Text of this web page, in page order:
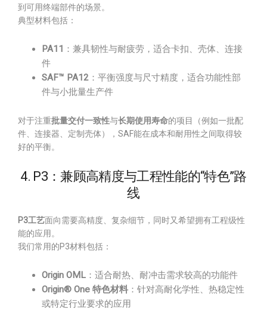
到可用终端部件的场景。
典型材料包括：
PA11 ：兼具韧性与耐疲劳，适合卡扣、壳体、连接
件
SAF™ PA12 ：平衡强度与尺寸精度，适合功能性部
件与小批量生产件
对于注重批量交付一致性与长期使用寿命的项目（例如一批配
件、连接器、定制壳体），SAF能在成本和耐用性之间取得较
好的平衡。
4. P3：兼顾高精度与工程性能的“特色”路
线
P3工艺面向需要高精度、复杂细节，同时又希望拥有工程级性
能的应用。
我们常用的P3材料包括：
Origin OML ：适合耐热、耐冲击需求较高的功能件
Origin® One 特色材料 ：针对高耐化学性、热稳定性
或特定行业要求的应用